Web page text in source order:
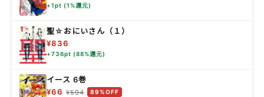
+1pt (1%還元)
聖☆おにいさん（１）
¥836
+736pt (88%還元)
イース 6巻
¥66 ¥594
89%OFF